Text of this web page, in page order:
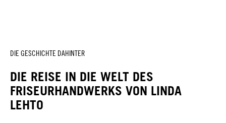
DIE GESCHICHTE DAHINTER
DIE REISE IN DIE WELT DES
FRISEURHANDWERKS VON LINDA
LEHTO